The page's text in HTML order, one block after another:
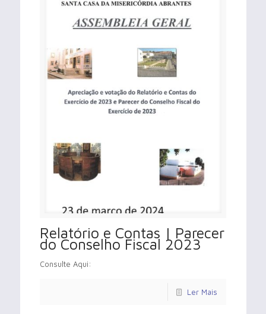
Relatório e Contas | Parecer
do Conselho Fiscal 2023
Consulte Aqui:
Ler Mais